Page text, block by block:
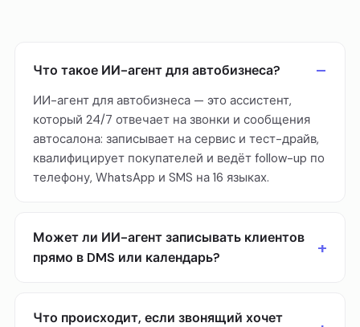
Что такое ИИ-агент для автобизнеса?
ИИ-агент для автобизнеса — это ассистент,
который 24/7 отвечает на звонки и сообщения
автосалона: записывает на сервис и тест-драйв,
квалифицирует покупателей и ведёт follow-up по
телефону, WhatsApp и SMS на 16 языках.
Может ли ИИ-агент записывать клиентов
прямо в DMS или календарь?
Что происходит, если звонящий хочет